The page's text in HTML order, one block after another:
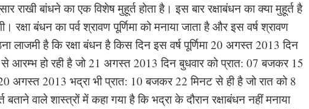
राखी बांधने का एक विशेष मुहूर्त होता है। इस बार रक्षाबंधन का क्या मुहूर्त है
बंधन का पर्व श्रावण पूर्णिमा को मनाया जाता है और इस वर्ष श्रावण
लाजमी है कि रक्षा बंधन है किस दिन इस वर्ष पूर्णिमा 20 अगस्त 2013 दिन
आरम्भ हो रही है जो 21 अगस्त 2013 दिन बुधवार को प्रात: 07 बजकर 15
अगस्त 2013 भद्रा भी प्रात: 10 बजकर 22 मिनट से ही है जो रात को 8
वाले शास्त्रों में कहा गया है कि भद्रा के दौरान रक्षाबंधन नहीं मनाया